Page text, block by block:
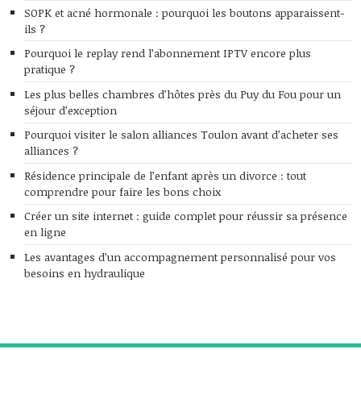
SOPK et acné hormonale : pourquoi les boutons apparaissent-
ils ?
Pourquoi le replay rend l’abonnement IPTV encore plus
pratique ?
Les plus belles chambres d’hôtes près du Puy du Fou pour un
séjour d’exception
Pourquoi visiter le salon alliances Toulon avant d’acheter ses
alliances ?
Résidence principale de l’enfant après un divorce : tout
comprendre pour faire les bons choix
Créer un site internet : guide complet pour réussir sa présence
en ligne
Les avantages d’un accompagnement personnalisé pour vos
besoins en hydraulique